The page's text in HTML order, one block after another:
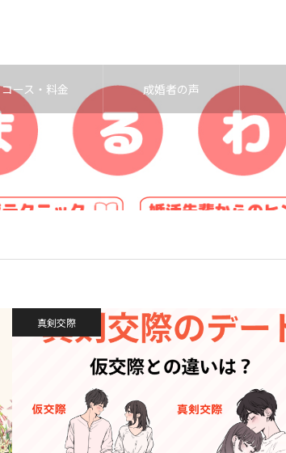
コース・料金 成婚者の声
真剣交際